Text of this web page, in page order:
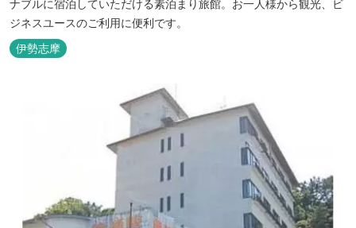
ナブルに宿泊していただける素泊まり旅館。お一人様から観光、ビ
ジネスユースのご利用に便利です。
伊勢志摩